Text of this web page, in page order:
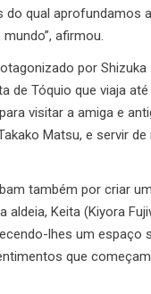
do qual aprofundamos
afirmou.
por
de Tóquio que viaja
visitar a amiga e
Matsu, e servir
também por criar
aldeia, Keita (Kiyora
lhes um espaço
que